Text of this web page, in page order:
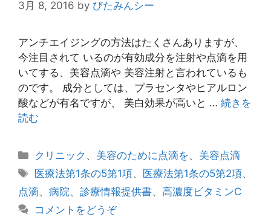
3月 8, 2016 by びたみんシー
アンチエイジングの方法はたくさんありますが、
今注目されて いるのが有効成分を注射や点滴を用
いてする、美容点滴や 美容注射と言われているも
のです。 成分としては、プラセンタやヒアルロン
酸などが有名ですが、 美白効果が高いと … 続きを
読む
カ
テ
ゴ
リ
ー
クリニック 、 美容のために点滴を、 美容点滴
タ
グ
医療法第1条の5第1項、 医療法第1条の5第2項、
点滴、 病院、 診療情報提供書、 高濃度ビタミンC
コメントをどうぞ